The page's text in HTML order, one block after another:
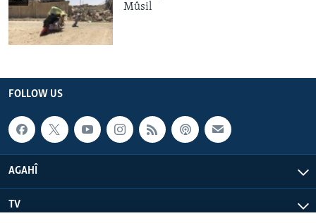
Mûsil
FOLLOW US
AGAHÎ
TV